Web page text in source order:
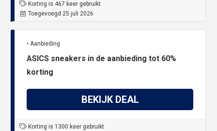
Korting is 467 keer gebruikt
Toegevoegd 25 juli 2026
• Aanbieding
ASICS sneakers in de aanbieding tot 60%
korting
BEKIJK DEAL
Korting is 1300 keer gebruikt